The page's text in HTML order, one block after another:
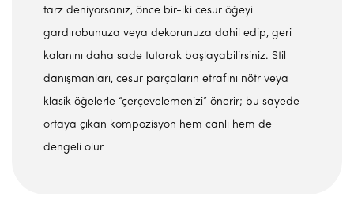
tarz deniyorsanız, önce bir-iki cesur öğeyi
gardırobunuza veya dekorunuza dahil edip, geri
kalanını daha sade tutarak başlayabilirsiniz. Stil
danışmanları, cesur parçaların etrafını nötr veya
klasik öğelerle “çerçevelemenizi” önerir; bu sayede
ortaya çıkan kompozisyon hem canlı hem de
dengeli olur